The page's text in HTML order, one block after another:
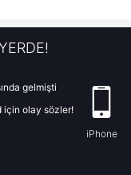
gelmişti
için olay sözler!
iPhone